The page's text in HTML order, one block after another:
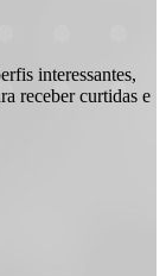
interessantes,
receber curtidas e